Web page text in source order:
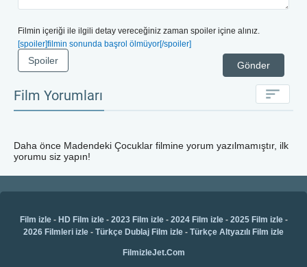
Filmin içeriği ile ilgili detay vereceğiniz zaman spoiler içine alınız.
[spoiler]filmin sonunda başrol ölmüyor[/spoiler]
Gönder
Spoiler
Film Yorumları
Daha önce Madendeki Çocuklar filmine yorum yazılmamıştır, ilk
yorumu siz yapın!
Film izle- HD Film izle- 2023 Film izle- 2024 Film izle- 2025 Film izle-
2026 Filmleri izle - Türkçe Dublaj Film izle - Türkçe Altyazılı Film izle
FilmizleJet.Com